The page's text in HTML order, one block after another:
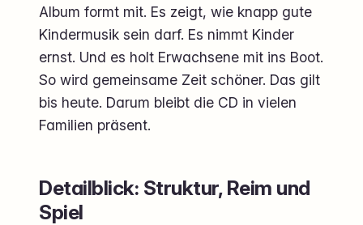
Album formt mit. Es zeigt, wie knapp gute
Kindermusik sein darf. Es nimmt Kinder
ernst. Und es holt Erwachsene mit ins Boot.
So wird gemeinsame Zeit schöner. Das gilt
bis heute. Darum bleibt die CD in vielen
Familien präsent.
Detailblick: Struktur, Reim und
Spiel